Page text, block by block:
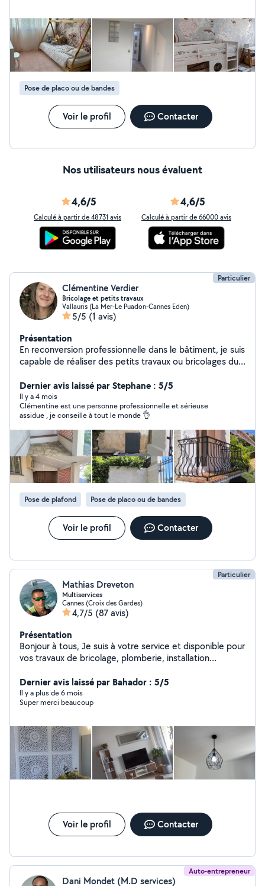
Pose de placo ou de bandes
Voir le profil Contacter
Nos utilisateurs nous évaluent
4,6/5
Calculé à partir de 48731 avis
4,6/5
Calculé à partir de 66000 avis
Particulier
Clémentine Verdier
Bricolage et petits travaux
Vallauris (La Mer-Le Puadon-Cannes Eden)
5/5 (1 avis)
Présentation
En reconversion professionnelle dans le bâtiment, je suis
capable de réaliser des petits travaux ou bricolages du
intérieure ou extérieure, petits travaux de rénovation,
changement de joints de machine à laver, réparation
petite robinetterie, ménages (états des lieux), etc... Je
peux également faire des plans d'aménagement
intérieur par logiciel.
Dernier avis laissé par Stephane : 5/5
Il y a 4 mois
Clémentine est une personne professionnelle et sérieuse
assidue , je conseille à tout le monde 👌
Pose de plafond Pose de placo ou de bandes
Voir le profil Contacter
Particulier
Mathias Dreveton
Multiservices
Cannes (Croix des Gardes)
4,7/5 (87 avis)
Présentation
Bonjour à tous, Je suis à votre service et disponible pour
vos travaux de bricolage, plomberie, installation
et transport de charges lourdes. Après trois maisons
d'expérience, je touche à tout et propose mes services
pour vous rendre service. Au plaisir de vous rencontrer.
Dernier avis laissé par Bahador : 5/5
Il y a plus de 6 mois
Super merci beaucoup
Voir le profil Contacter
Auto-entrepreneur
Dani Mondet (M.D services)